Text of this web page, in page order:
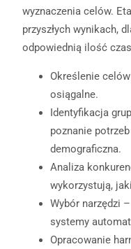
wyznaczenia celów.
przyszłych wynikach,
odpowiednią ilość
Określenie
osiągalne.
Identyfikacja
poznanie potrzeb
demograficzna.
Analiza
wykorzystują,
Wybór narzędzi
systemy
Opracowanie